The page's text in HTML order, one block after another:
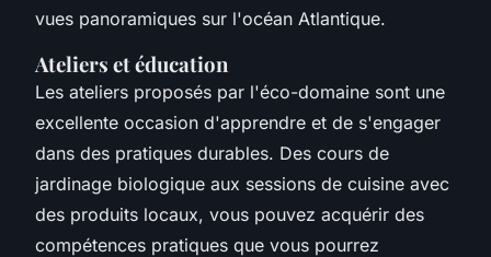
vues panoramiques sur l'océan Atlantique.
Ateliers et éducation
Les ateliers proposés par l'éco-domaine sont une
excellente occasion d'apprendre et de s'engager
dans des pratiques durables. Des cours de
jardinage biologique aux sessions de cuisine avec
des produits locaux, vous pouvez acquérir des
compétences pratiques que vous pourrez